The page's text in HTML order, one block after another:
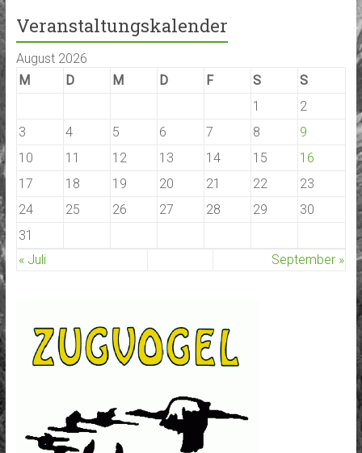
Veranstaltungskalender
August 2026
M
D M D F S
S
1
2
3
4 5 6 7 8
9
10
11 12 13 14 15
16
17
18 19 20 21 22
23
24
25 26 27 28 29
30
31
« Juli
September »